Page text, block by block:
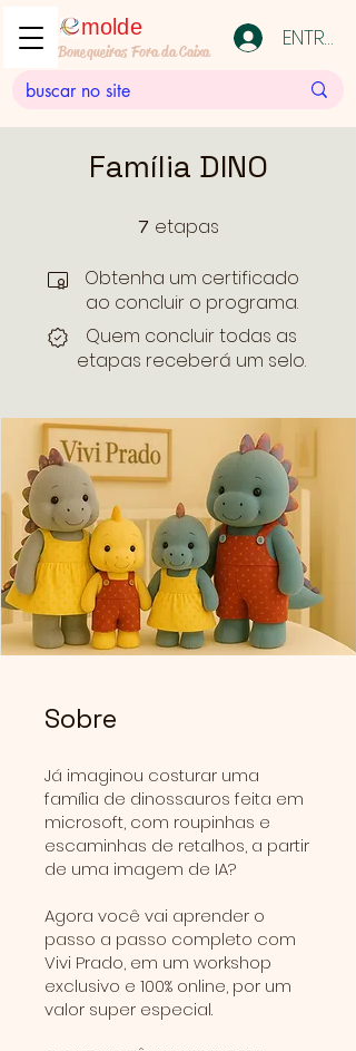
molde
Bonequeiras Fora da Caixa ENTRAR
Família DINO
7 etapas
Obtenha um certificado
ao concluir o programa.
Quem concluir todas as
etapas receberá um selo.
Sobre
Já imaginou costurar uma
família de dinossauros feita em
microsoft, com roupinhas e
escaminhas de retalhos, a partir
de uma imagem de IA?
Agora você vai aprender o
passo a passo completo com
Vivi Prado, em um workshop
exclusivo e 100% online, por um
valor super especial.